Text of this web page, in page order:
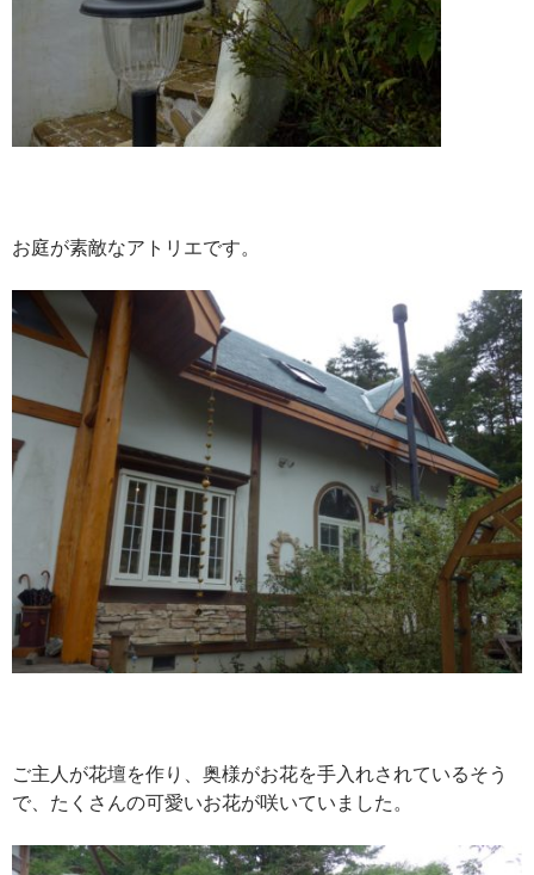
お庭が素敵なアトリエです。
ご主人が花壇を作り、奥様がお花を手入れされているそう
で、たくさんの可愛いお花が咲いていました。